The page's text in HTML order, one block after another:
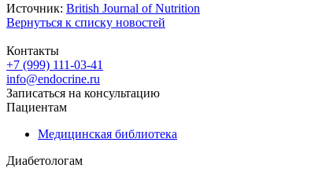
Источник: British Journal of Nutrition
Вернуться к списку новостей
Контакты
+7 (999) 111-03-41
info@endocrine.ru
Записаться на консультацию
Пациентам
Медицинская библиотека
Диабетологам